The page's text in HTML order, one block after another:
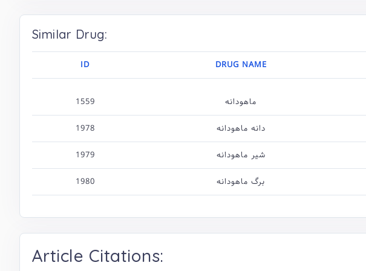
Similar Drug:
ID DRUG NAME
1559 ماهودانه
1978 دانه ماهودانه
1979 شیر ماهودانه
1980 برگ ماهودانه
Article Citations: